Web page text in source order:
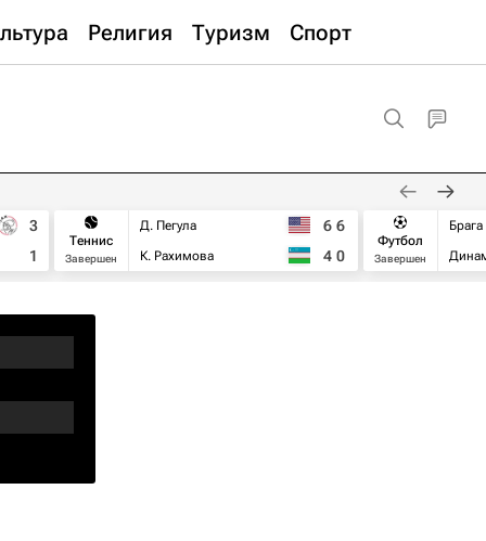
Религия Туризм Спорт
3
1
Теннис
Завершен
Д. Пегула
К. Рахимова
6 6
4 0
Футбол
Завершен
Брага